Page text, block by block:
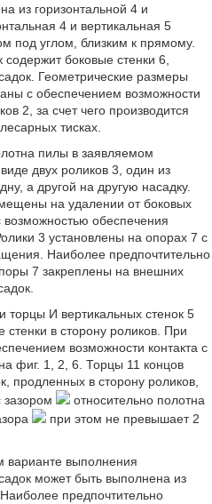
из горизонтальной 4 и
4 и вертикальная 5
под углом, близким к прямому.
боковые стенки 6,
Геометрические размеры
с обеспечением возможности
2, за счет чего производится
тисках.
пилы в заявляемом
двух роликов 3, один из
а другой на другую насадку.
на удалении от боковых
возможностью обеспечения
3 установлены на опорах 7 с
Наиболее предпочтительно
7 закреплены на внешних
торцы И вертикальных стенок 5
стенки в сторону роликов. При
возможности контакта с
фиг. 1, 2, 6. Торцы 11 концов
продленных в сторону роликов,
зазором
относительно полотна
при этом не превышает 2
варианте выполнения
может быть выполнена из
предпочтительно